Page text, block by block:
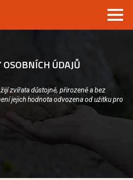
ÚDAJŮ
zvířata důstojně, přirozeně a bez
jejich hodnota odvozena od užitku pro